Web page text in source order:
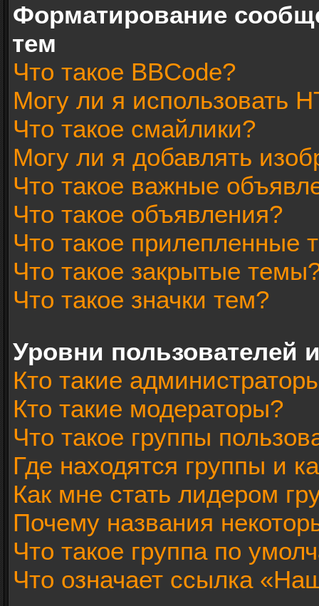
Форматирование
тем
Что такое BBCode?
Могу ли я использовать
Что такое смайлики?
Могу ли я добавлять
Что такое важные
Что такое объявления?
Что такое прилепленные
Что такое закрытые
Что такое значки тем?
Уровни пользователей
Кто такие
Кто такие модераторы?
Что такое группы
Где находятся группы и
Как мне стать лидером
Почему названия
Что такое группа по
Что означает ссылка